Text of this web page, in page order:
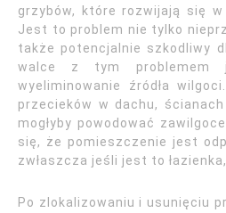
grzybów, które rozwijają się w
Jest to problem nie tylko
także potencjalnie szkodliwy
walce z tym problemem
wyeliminowanie źródła
przecieków w dachu,
mogłyby powodować
się, że pomieszczenie jest
zwłaszcza jeśli jest to
Po zlokalizowaniu i usunięciu